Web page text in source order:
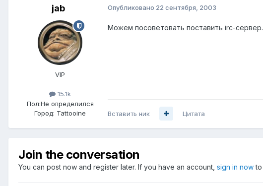
jab
VIP
15.1k
Пол:Не определился
Город: Tattooine
Опубликовано 22 сентября, 2003
Можем посоветовать поставить irc-
Вставить ник Цитата
Join the conversation
You can post now and register later. If you have an account, sign in nowto